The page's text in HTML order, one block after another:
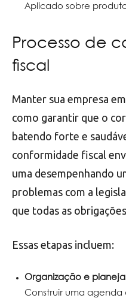
Aplicado sobre
Processo de
fiscal
Manter sua empresa
como garantir que o
batendo forte e
conformidade fiscal
uma desempenhando
problemas com a
que todas as
Essas etapas incluem:
Organização e
Construir uma agenda